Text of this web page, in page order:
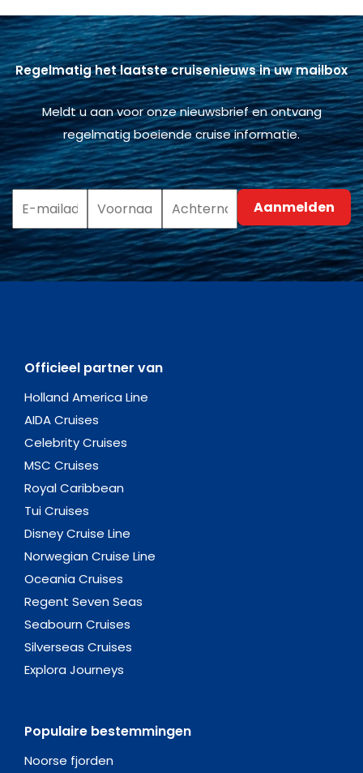
Regelmatig het laatste cruisenieuws in uw mailbox
Meldt u aan voor onze nieuwsbrief en ontvang
regelmatig boeiende cruise informatie.
Officieel partner van
Holland America Line
AIDA Cruises
Celebrity Cruises
MSC Cruises
Royal Caribbean
Tui Cruises
Disney Cruise Line
Norwegian Cruise Line
Oceania Cruises
Regent Seven Seas
Seabourn Cruises
Silverseas Cruises
Explora Journeys
Populaire bestemmingen
Noorse fjorden